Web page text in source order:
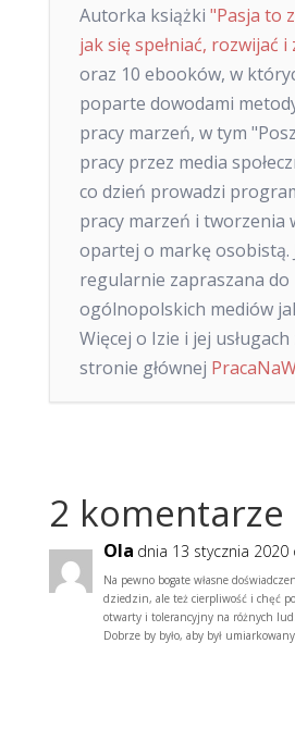
Autorka książki "Pasja to
jak się spełniać, rozwijać i
oraz 10 ebooków, w
poparte dowodami
pracy marzeń, w tym
pracy przez media
co dzień prowadzi
pracy marzeń i tworzenia
opartej o markę osobistą.
regularnie zapraszana do
ogólnopolskich mediów
Więcej o Izie i jej
stronie głównej
2 komentarze
Ola dnia 13 stycznia 2020
Na pewno bogate własne
dziedzin, ale też cierpliwość i chęć
otwarty i tolerancyjny na różnych
Dobrze by było, aby był